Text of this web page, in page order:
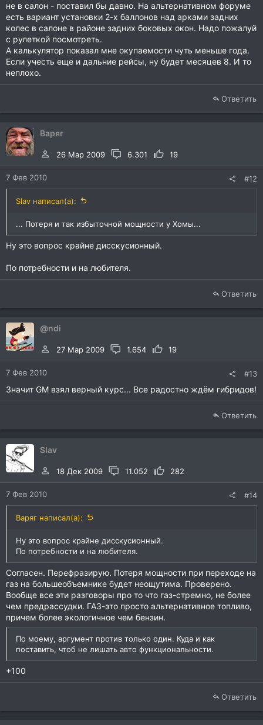
не в салон - поставил бы давно. На альтернативном форуме
есть вариант установки 2-х баллонов над арками задних
колес в салоне в районе задних боковых окон. Надо пожалуй
с рулеткой посмотреть.
А калькулятор показал мне окупаемости чуть меньше года.
Если учесть еще и дальние рейсы, ну будет месяцев 8. И то
неплохо.
Ответить
Варяг
26 Мар 2009 6.301 19
7 Фев 2010 #12
Slav написал(а):
... Потеря и так избыточной мощности у Хомы...
Ну это вопрос крайне дисскусионный.
По потребности и на любителя.
Ответить
@ndi
27 Мар 2009 1.654 19
7 Фев 2010 #13
Значит GM взял верный курс... Все радостно ждём гибридов!
Ответить
Slav
18 Дек 2009 11.052 282
7 Фев 2010 #14
Варяг написал(а):
Ну это вопрос крайне дисскусионный.
По потребности и на любителя.
Согласен. Перефразирую. Потеря мощности при переходе на
газ на большеобъемнике будет неощутима. Проверено.
Вообще все эти разговоры про то что газ-стремно, не более
чем предрассудки. ГАЗ-это просто альтернативное топливо,
причем более экологичное чем бензин.
По моему, аргумент против только один. Куда и как
поставить, чтоб не лишать авто функциональности.
+100
Ответить